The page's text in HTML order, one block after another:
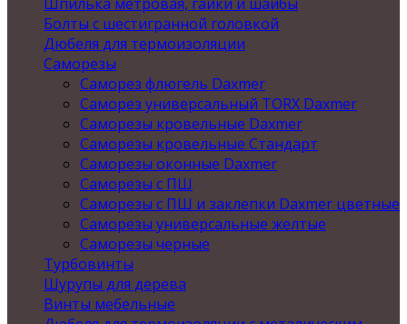
Болты с шестигранной головкой
Дюбеля для термоизоляции
Саморезы
Саморез флюгель Daxmer
Саморез универсальный TORX Daxmer
Саморезы кровельные Daxmer
Саморезы кровельные Стандарт
Саморезы оконные Daxmer
Саморезы с ПШ
Саморезы с ПШ и заклепки Daxmer цветные
Саморезы универсальные желтые
Саморезы черные
Турбовинты
Шурупы для дерева
Винты мебельные